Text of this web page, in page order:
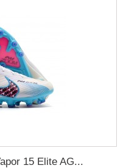
15 Elite AG...